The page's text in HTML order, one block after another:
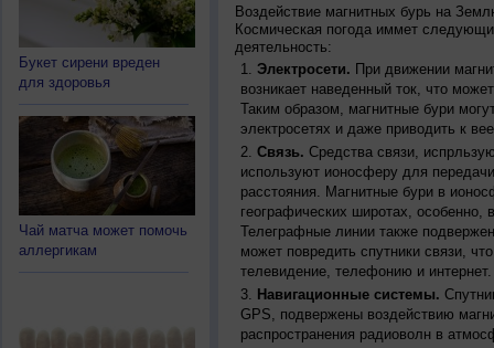
Букет сирени вреден
для здоровья
Чай матча может помочь
аллергикам
Воздействие магнитных бурь на
Космическая погода иммет
деятельность:
Электросети. При движении
возникает наведенный ток, что
Таким образом, магнитные бури
электросетях и даже приводить к
Связь. Средства связи,
используют ионосферу для
расстояния. Магнитные бури в
географических широтах,
Телеграфные линии также
может повредить спутники связи,
телевидение, телефонию и интернет.
Навигационные системы.
GPS, подвержены воздействию
распространения радиоволн в